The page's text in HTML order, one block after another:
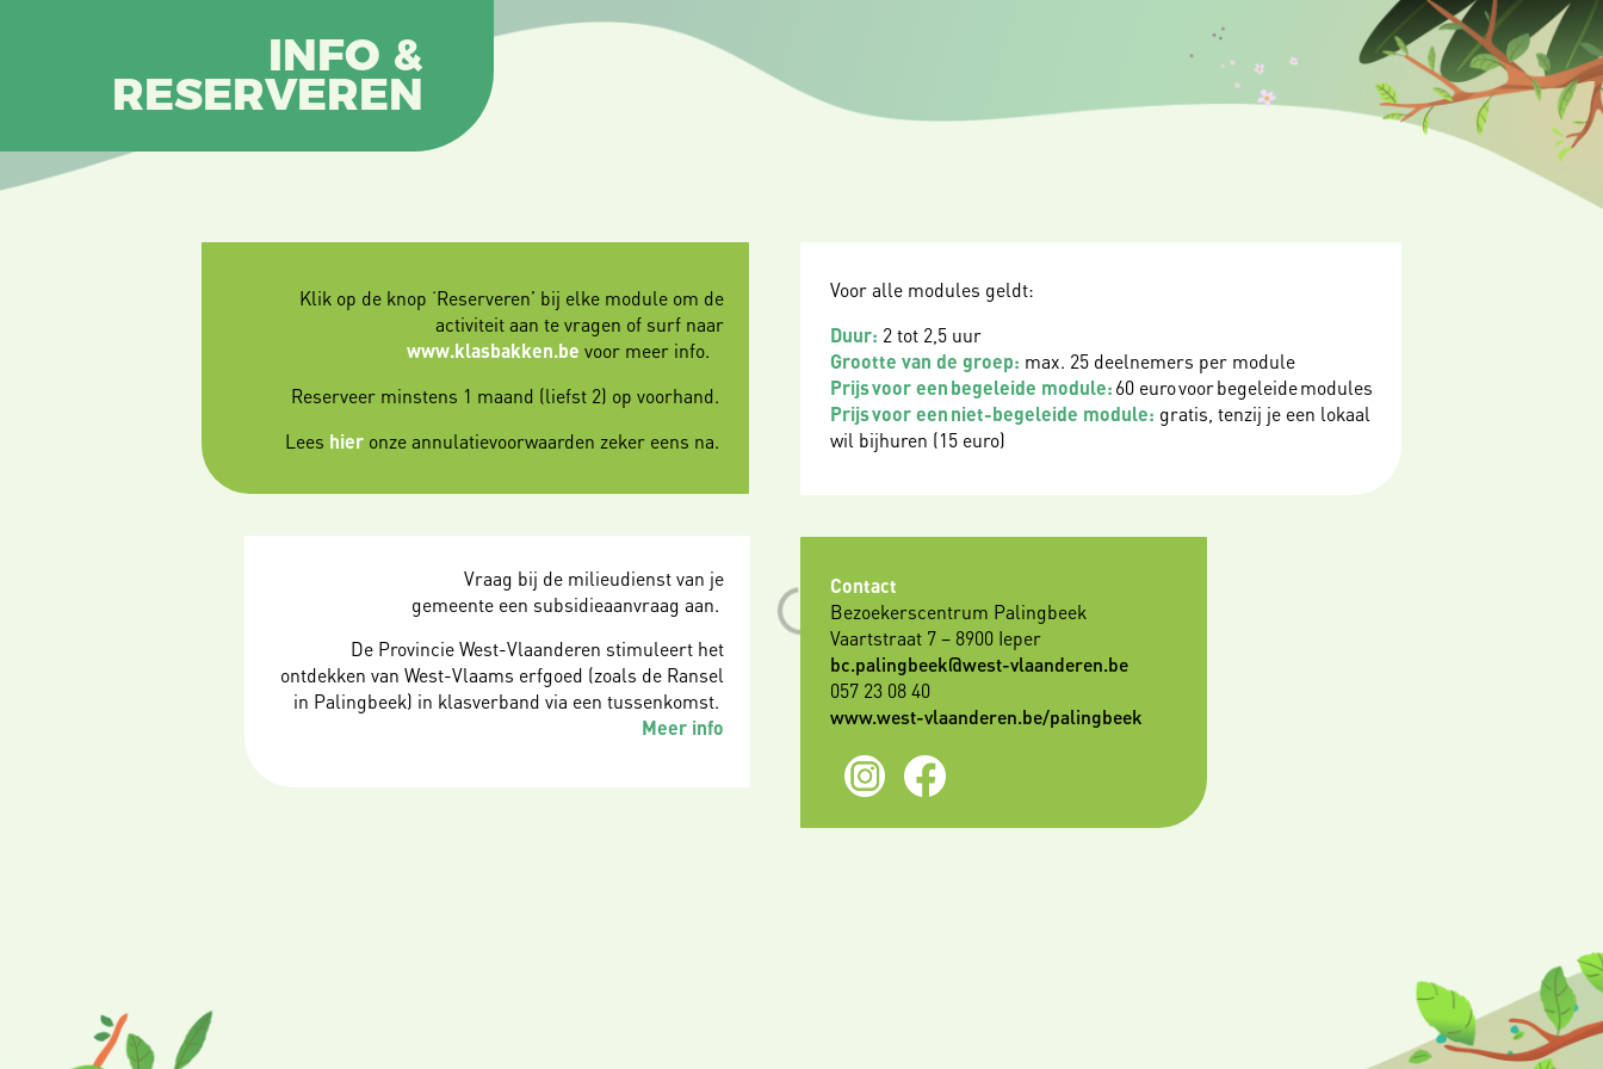
INFO &
RESERVEREN
Contact
Bezoekerscentrum Palingbeek
Vaartstraat 7 – 8900 Ieper
bc.palingbeek@west-vlaanderen.be
057 23 08 40
www.west-vlaanderen.be/palingbeek
Voor alle modules geldt:
Duur: 2 tot 2,5 uur
Grootte van de groep: max. 25 deelnemers per module
Prijs voor een begeleide module: 60 euro voor begeleide modules
Prijs voor een niet-begeleide module: gratis, tenzij je een lokaal
wil bijhuren (15 euro)
Klik op de knop ‘Reserveren’ bij elke module om de
activiteit aan te vragen of surf naar
www.klasbakken.be voor meer info.
Reserveer minstens 1 maand (liefst 2) op voorhand.
Lees hier onze annulatievoorwaarden zeker eens na.
Vraag bij de milieudienst van je
gemeente een subsidieaanvraag aan.
De Provincie West-Vlaanderen stimuleert het
ontdekken van West-Vlaams erfgoed (zoals de Ransel
in Palingbeek) in klasverband via een tussenkomst.
Meer info